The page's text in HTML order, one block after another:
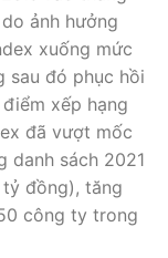
yết tốt nhất
công ty niêm
vòng sơ loại,
có lợi nhuận
vốn hóa tối
động phụ
quá thấp